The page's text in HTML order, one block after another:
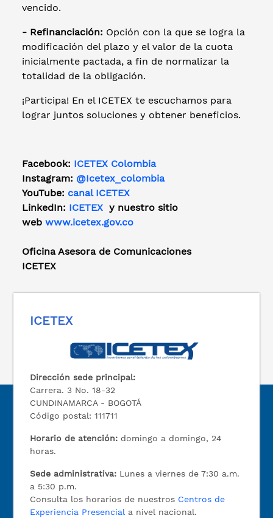
vencido.
- Refinanciación: Opción con la que se logra la
modificación del plazo y el valor de la cuota
inicialmente pactada, a fin de normalizar la
totalidad de la obligación.
¡Participa! En el ICETEX te escuchamos para
lograr juntos soluciones y obtener beneficios.
Facebook: ICETEX Colombia
Instagram: @Icetex_colombia
YouTube: canal ICETEX
LinkedIn: ICETEX y nuestro sitio
web www.icetex.gov.co
Oficina Asesora de Comunicaciones
ICETEX
ICETEX
Dirección sede principal:
Carrera. 3 No. 18-32
CUNDINAMARCA - BOGOTÁ
Código postal: 111711
Horario de atención: domingo a domingo, 24
horas.
Sede administrativa: Lunes a viernes de 7:30 a.m.
a 5:30 p.m.
Consulta los horarios de nuestros Centros de
Experiencia Presencial a nivel nacional.